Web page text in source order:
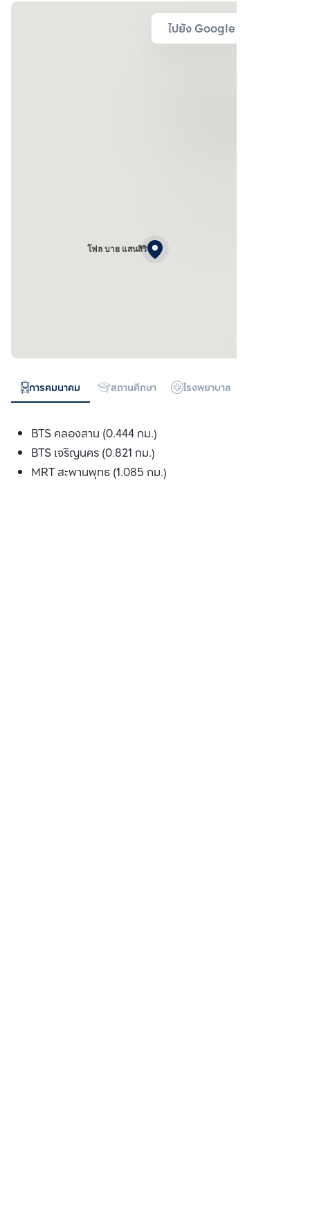
ไปยัง Google Map
โฟล บาย แสนสิริ
การคมนาคม สถานศึกษา โรงพยาบาล
BTS คลองสาน (0.444 กม.)
BTS เจริญนคร (0.821 กม.)
MRT สะพานพุทธ (1.085 กม.)